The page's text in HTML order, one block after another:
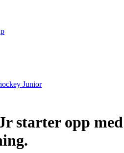
Junior
starter opp med